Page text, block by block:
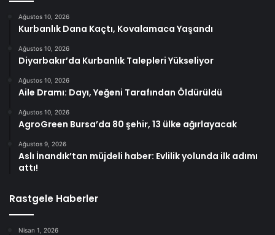
Ağustos 10, 2026
Kurbanlık Dana Kaçtı, Kovalamaca Yaşandı
Ağustos 10, 2026
Diyarbakır’da Kurbanlık Talepleri Yükseliyor
Ağustos 10, 2026
Aile Dramı: Dayı, Yeğeni Tarafından Öldürüldü
Ağustos 10, 2026
AgroGreen Bursa’da 80 şehir, 13 ülke ağırlayacak
Ağustos 9, 2026
Aslı İnandık’tan müjdeli haber: Evlilik yolunda ilk adımı
attı!
Rastgele Haberler
Nisan 1, 2026